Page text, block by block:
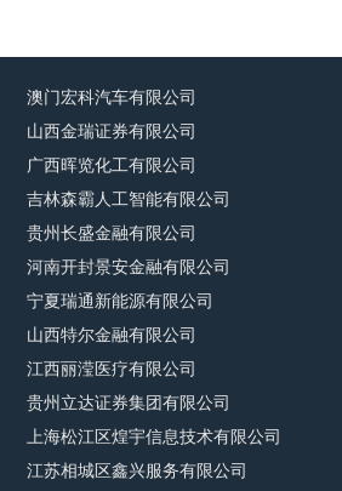
澳门宏科汽车有限公司
山西金瑞证券有限公司
广西晖览化工有限公司
吉林森霸人工智能有限公司
贵州长盛金融有限公司
河南开封景安金融有限公司
宁夏瑞通新能源有限公司
山西特尔金融有限公司
江西丽滢医疗有限公司
贵州立达证券集团有限公司
上海松江区煌宇信息技术有限公司
江苏相城区鑫兴服务有限公司